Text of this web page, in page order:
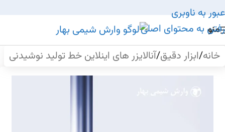
عبور به ناوبری
رفتن به محتوای اصلی
منو
خانه/ابزار دقیق/آنالایزر های اینلاین خط تولید نوشیدنی